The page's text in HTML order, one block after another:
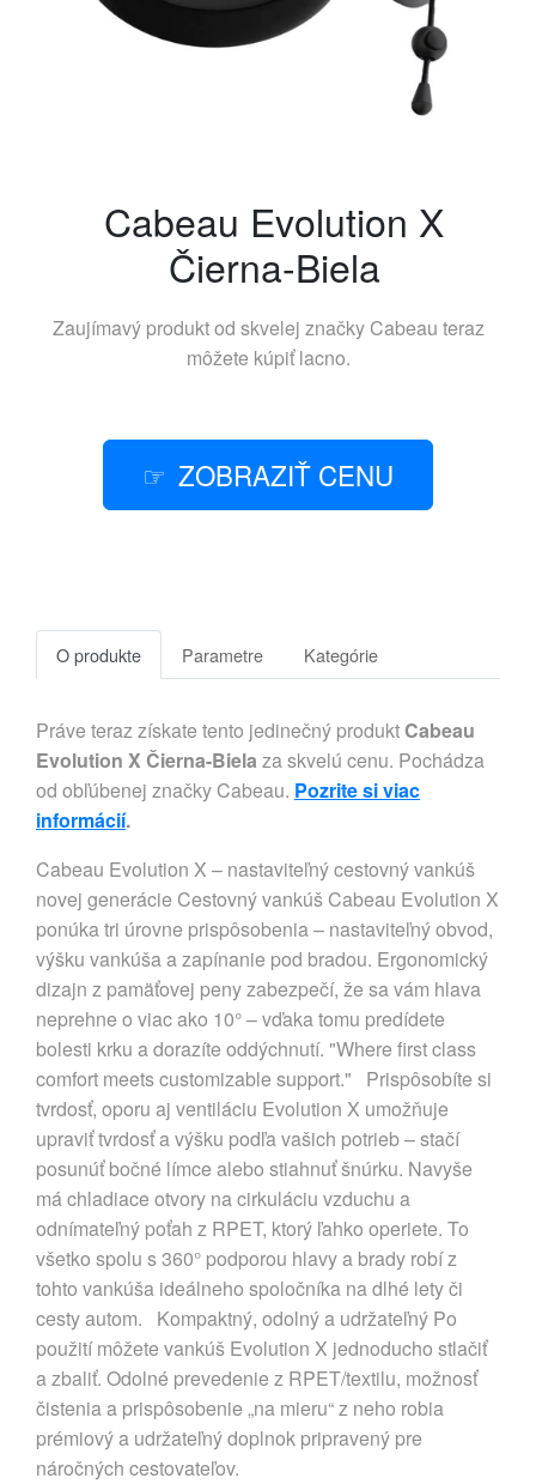
Cabeau Evolution X
Čierna-Biela
Zaujímavý produkt od skvelej značky Cabeau teraz
môžete kúpiť lacno.
ZOBRAZIŤ CENU
O produkte Parametre Kategórie
Práve teraz získate tento jedinečný produktCabeau
Evolution X Čierna-Biela za skvelú cenu. Pochádza
od obľúbenej značky Cabeau. Pozrite si viac
informácií.
Cabeau Evolution X – nastaviteľný cestovný vankúš
novej generácie Cestovný vankúš Cabeau Evolution X
ponúka tri úrovne prispôsobenia – nastaviteľný obvod,
výšku vankúša a zapínanie pod bradou. Ergonomický
dizajn z pamäťovej peny zabezpečí, že sa vám hlava
neprehne o viac ako 10° – vďaka tomu predídete
bolesti krku a dorazíte oddýchnutí. "Where first class
comfort meets customizable support." Prispôsobíte si
tvrdosť, oporu aj ventiláciu Evolution X umožňuje
upraviť tvrdosť a výšku podľa vašich potrieb – stačí
posunúť bočné límce alebo stiahnuť šnúrku. Navyše
má chladiace otvory na cirkuláciu vzduchu a
odnímateľný poťah z RPET, ktorý ľahko operiete. To
všetko spolu s 360° podporou hlavy a brady robí z
tohto vankúša ideálneho spoločníka na dlhé lety či
cesty autom. Kompaktný, odolný a udržateľný Po
použití môžete vankúš Evolution X jednoducho stlačiť
a zbaliť. Odolné prevedenie z RPET/textilu, možnosť
čistenia a prispôsobenie „na mieru“ z neho robia
prémiový a udržateľný doplnok pripravený pre
náročných cestovateľov.